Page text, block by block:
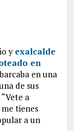
y exalcalde
en
en una
de sus
a
tienes
a un